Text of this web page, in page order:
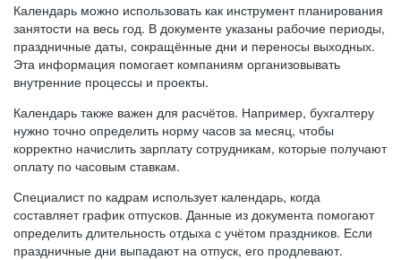
Календарь можно использовать как инструмент планирования
занятости на весь год. В документе указаны рабочие периоды,
праздничные даты, сокращённые дни и переносы выходных.
Эта информация помогает компаниям организовывать
внутренние процессы и проекты.
Календарь также важен для расчётов. Например, бухгалтеру
нужно точно определить норму часов за месяц, чтобы
корректно начислить зарплату сотрудникам, которые получают
оплату по часовым ставкам.
Специалист по кадрам использует календарь, когда
составляет график отпусков. Данные из документа помогают
определить длительность отдыха с учётом праздников. Если
праздничные дни выпадают на отпуск, его продлевают.